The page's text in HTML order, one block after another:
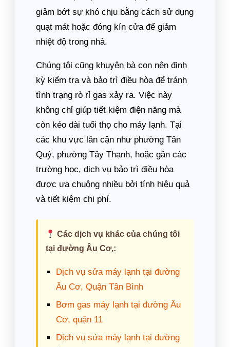
giảm bớt sự khó chịu bằng cách sử dụng
quạt mát hoặc đóng kín cửa để giảm
nhiệt độ trong nhà.
Chúng tôi cũng khuyên bà con nên định
kỳ kiểm tra và bảo trì điều hòa để tránh
tình trạng rò rỉ gas xảy ra. Việc này
không chỉ giúp tiết kiệm điện năng mà
còn kéo dài tuổi thọ cho máy lạnh. Tại
các khu vực lân cận như phường Tân
Quý, phường Tây Thạnh, hoặc gần các
trường học, dịch vụ bảo trì điều hòa
được ưa chuộng nhiều bởi tính hiệu quả
và tiết kiệm chi phí.
Các dịch vụ khác của chúng tôi
tại đường Âu Cơ,:
Dịch vụ sửa máy lạnh tại đường
Âu Cơ, Quận Tân Bình
Bơm gas máy lạnh tại đường Âu
Cơ, quận 11
Dịch vụ sửa máy lạnh tại đường